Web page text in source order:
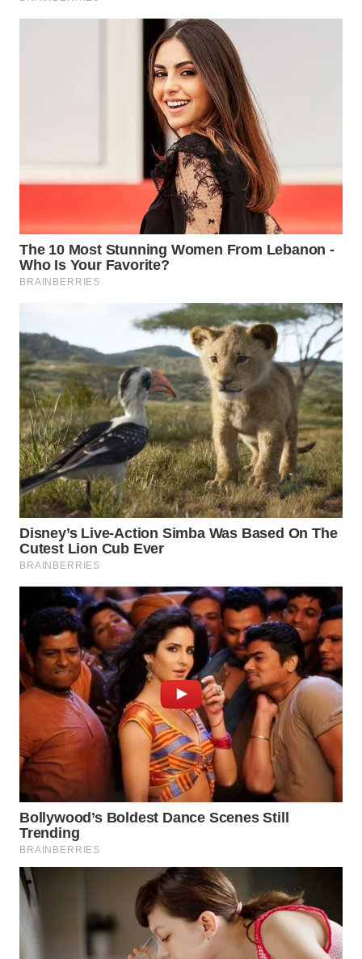
WN
SOLO
WN
BOROBUDUR
WN
WN
SURABAYA
WN
NATUNA
WN
BINTAN
WN
MANDALIKA
LIKUPANG
WN
LABUANBAJO
WN
BORNEO
Wahana
Media
Group
WAHANA
NEWS
WAHANA